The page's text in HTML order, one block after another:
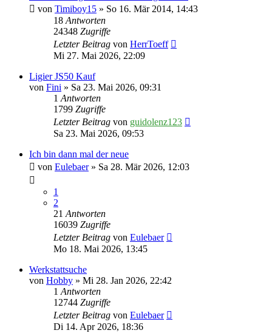
von Timiboy15 » So 16. Mär 2014, 14:43
18Antworten
24348 Zugriffe
Letzter Beitrag von HerrToeff
Mi 27. Mai 2026, 22:09
Ligier JS50 Kauf
von Fini » Sa 23. Mai 2026, 09:31
1Antworten
1799 Zugriffe
Letzter Beitrag von guidolenz123
Sa 23. Mai 2026, 09:53
Ich bin dann mal der neue
von Eulebaer» Sa 28. Mär 2026, 12:03
1
2
21Antworten
16039 Zugriffe
Letzter Beitrag von Eulebaer
Mo 18. Mai 2026, 13:45
Werkstattsuche
von Hobby » Mi 28. Jan 2026, 22:42
1Antworten
12744 Zugriffe
Letzter Beitrag von Eulebaer
Di 14. Apr 2026, 18:36